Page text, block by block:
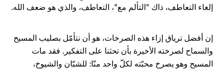
إلغاء التعاطف، ذاك "التألم مع"، التعاطف، والذي هو ضعف الله.
إن أفضل ترياق إزاء هذه الصرخات، هو أن نتأمّل بصليب المسيح
والسماح لصرخته الأخيرة بأن تحثنا على التفكير. فقد مات
المسيح وهو يصرخ محبّته لكلّ واحد منّا: للشبّان والشيوخ،